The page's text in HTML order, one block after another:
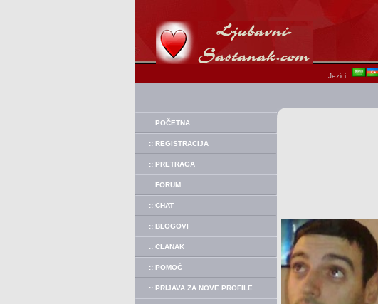
Jezici :
:: POČETNA
:: REGISTRACIJA
:: PRETRAGA
:: FORUM
:: CHAT
:: BLOGOVI
:: CLANAK
:: POMOĆ
:: PRIJAVA ZA NOVE PROFILE